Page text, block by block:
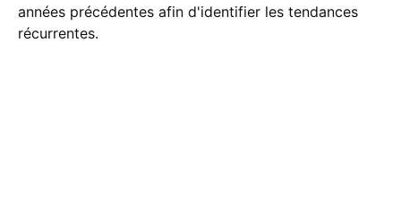
années précédentes afin d'identifier les tendances
récurrentes.